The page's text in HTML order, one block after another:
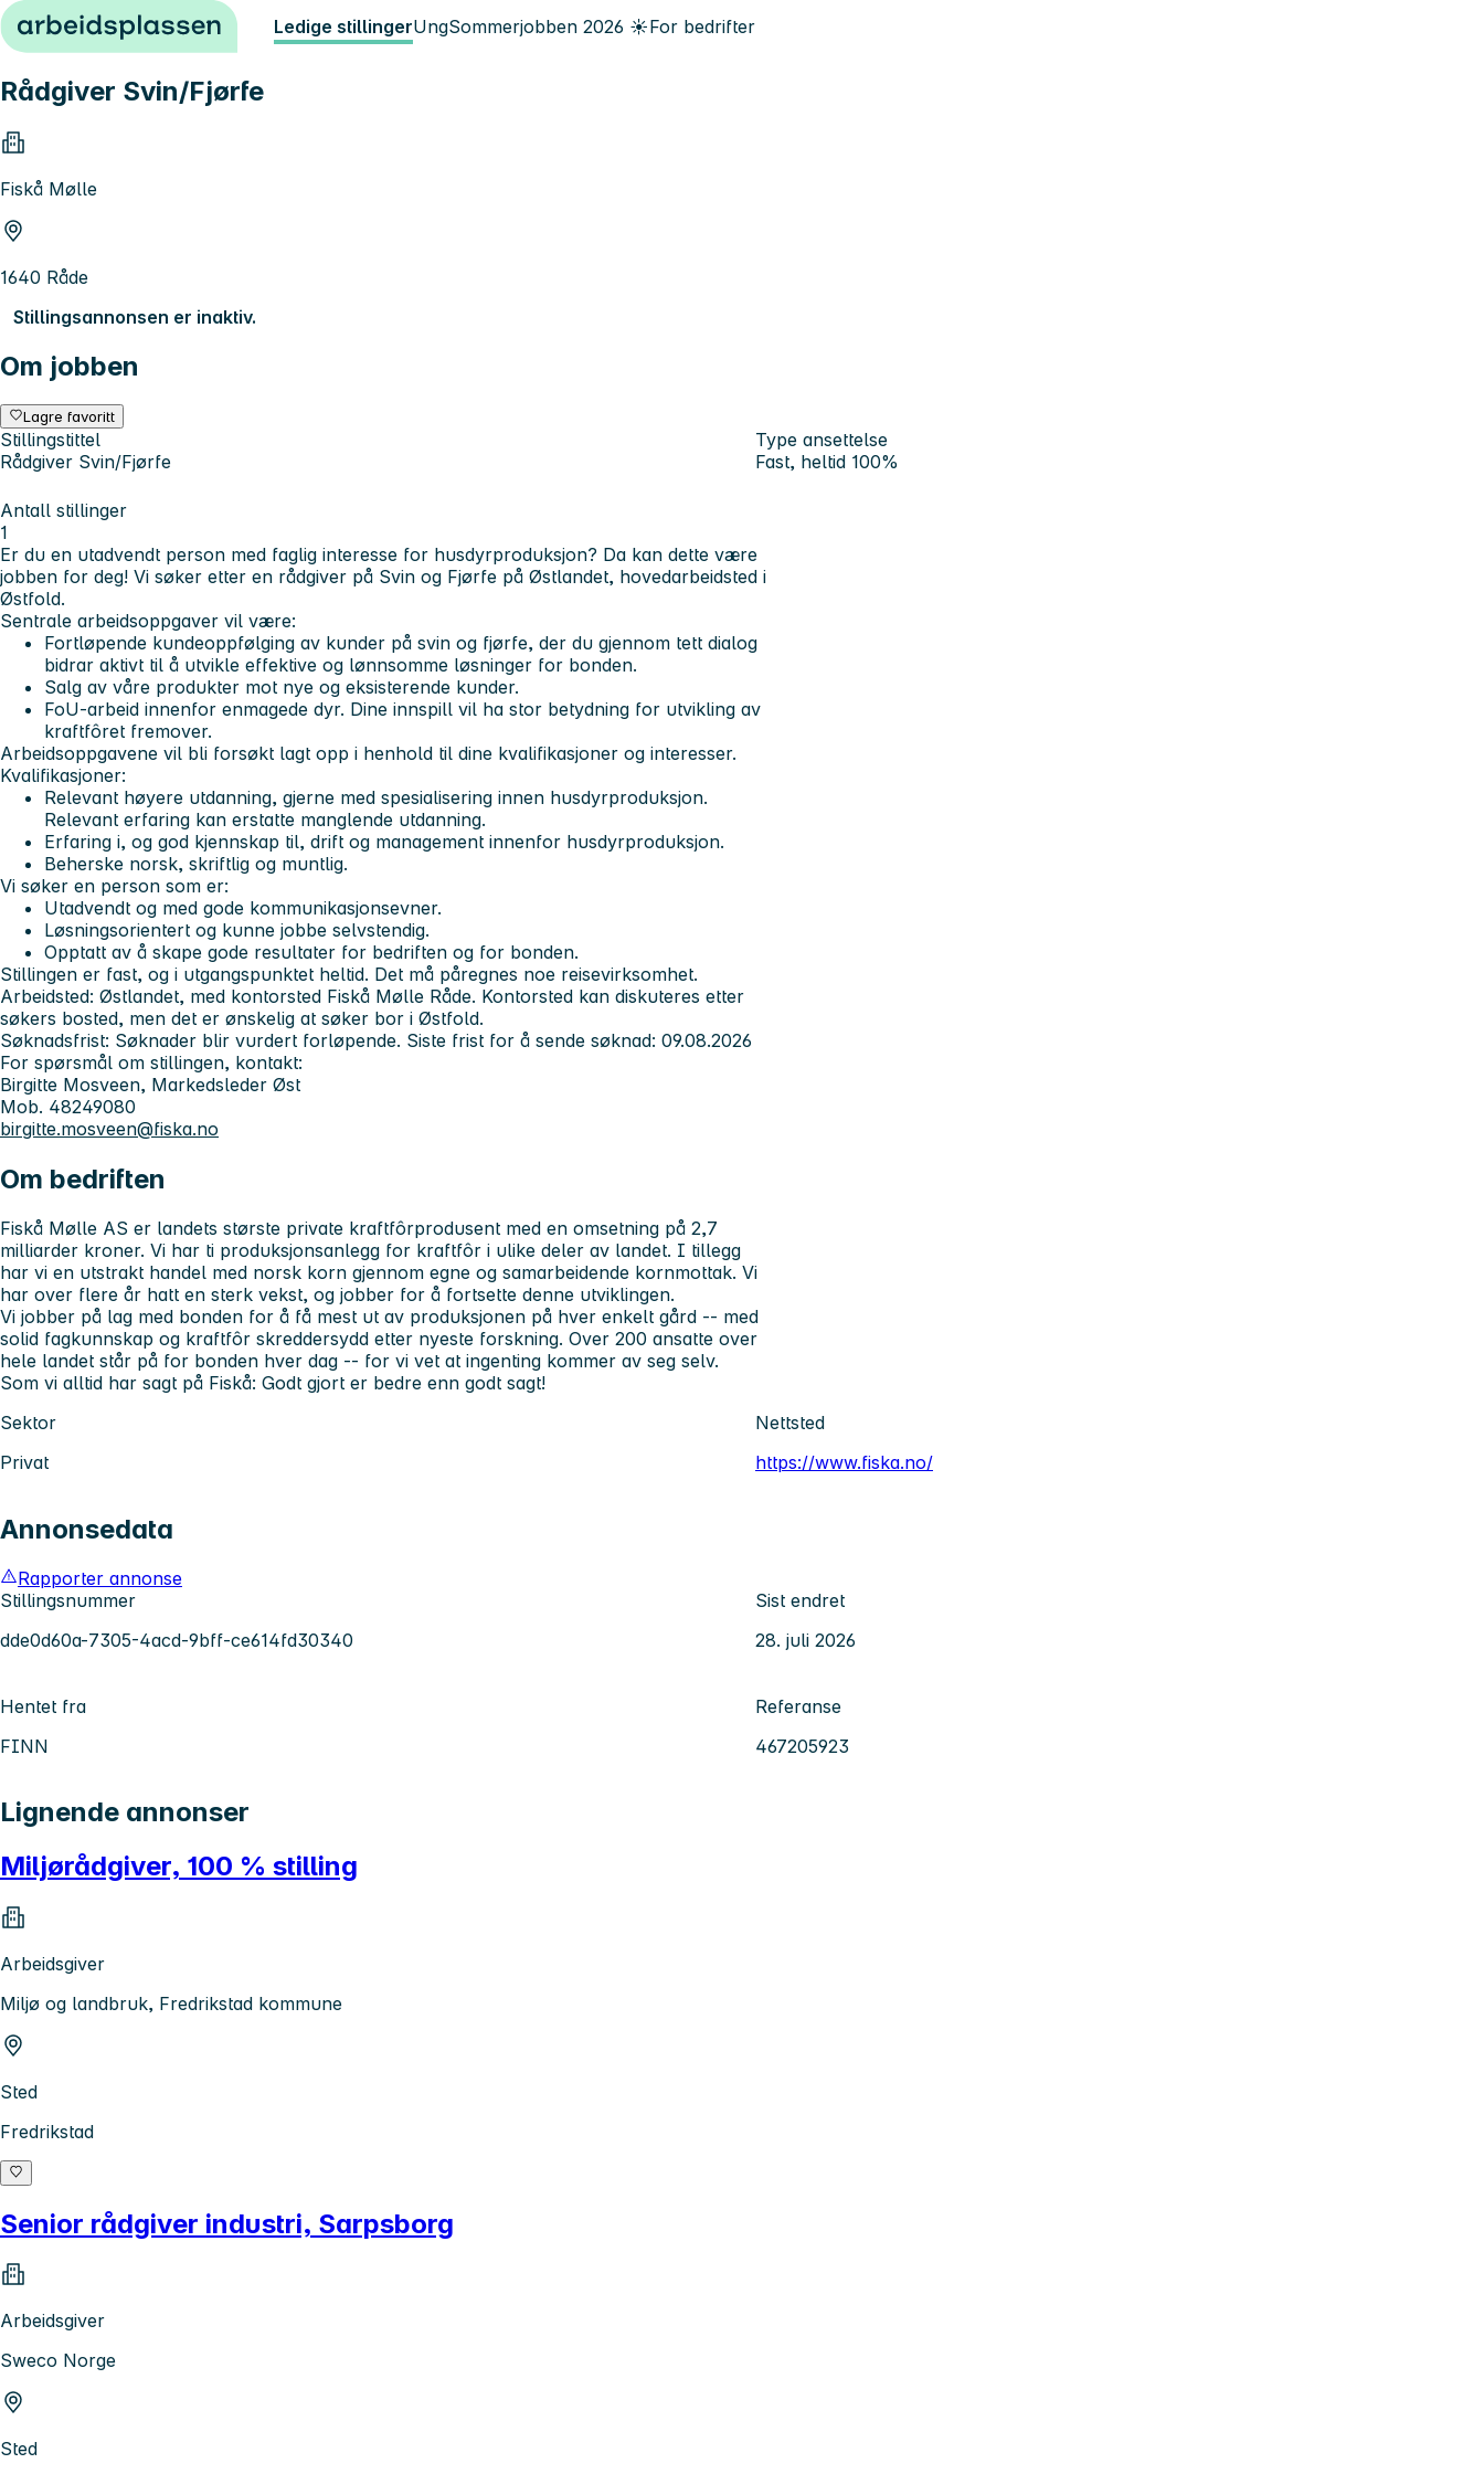
Hopp til innhold Ledige stillingerUngSommerjobben 2026 ☀️For bedrifter
Rådgiver Svin/Fjørfe
Fiskå Mølle
1640 Råde
Stillingsannonsen er inaktiv.
Om jobben
Lagre favoritt
Stillingstittel
Rådgiver Svin/Fjørfe
Type ansettelse
Fast, heltid 100%
Antall stillinger
1
Er du en utadvendt person med faglig interesse for husdyrproduksjon? Da kan dette være
jobben for deg! Vi søker etter en rådgiver på Svin og Fjørfe på Østlandet, hovedarbeidsted i
Østfold.
Sentrale arbeidsoppgaver vil være:
Fortløpende kundeoppfølging av kunder på svin og fjørfe, der du gjennom tett dialog
bidrar aktivt til å utvikle effektive og lønnsomme løsninger for bonden.
Salg av våre produkter mot nye og eksisterende kunder.
FoU-arbeid innenfor enmagede dyr. Dine innspill vil ha stor betydning for utvikling av
kraftfôret fremover.
Arbeidsoppgavene vil bli forsøkt lagt opp i henhold til dine kvalifikasjoner og interesser.
Kvalifikasjoner:
Relevant høyere utdanning, gjerne med spesialisering innen husdyrproduksjon.
Relevant erfaring kan erstatte manglende utdanning.
Erfaring i, og god kjennskap til, drift og management innenfor husdyrproduksjon.
Beherske norsk, skriftlig og muntlig.
Vi søker en person som er:
Utadvendt og med gode kommunikasjonsevner.
Løsningsorientert og kunne jobbe selvstendig.
Opptatt av å skape gode resultater for bedriften og for bonden.
Stillingen er fast, og i utgangspunktet heltid. Det må påregnes noe reisevirksomhet.
Arbeidsted: Østlandet, med kontorsted Fiskå Mølle Råde. Kontorsted kan diskuteres etter
søkers bosted, men det er ønskelig at søker bor i Østfold.
Søknadsfrist: Søknader blir vurdert forløpende. Siste frist for å sende søknad: 09.08.2026
For spørsmål om stillingen, kontakt:
Birgitte Mosveen, Markedsleder Øst
Mob. 48249080
birgitte.mosveen@fiska.no
Om bedriften
Fiskå Mølle AS er landets største private kraftfôrprodusent med en omsetning på 2,7
milliarder kroner. Vi har ti produksjonsanlegg for kraftfôr i ulike deler av landet. I tillegg
har vi en utstrakt handel med norsk korn gjennom egne og samarbeidende kornmottak. Vi
har over flere år hatt en sterk vekst, og jobber for å fortsette denne utviklingen.
Vi jobber på lag med bonden for å få mest ut av produksjonen på hver enkelt gård -- med
solid fagkunnskap og kraftfôr skreddersydd etter nyeste forskning. Over 200 ansatte over
hele landet står på for bonden hver dag -- for vi vet at ingenting kommer av seg selv.
Som vi alltid har sagt på Fiskå: Godt gjort er bedre enn godt sagt!
Sektor
Privat
Nettsted
https://www.fiska.no/
Annonsedata
Rapporter annonse
Stillingsnummer
dde0d60a-7305-4acd-9bff-ce614fd30340
Sist endret
28. juli 2026
Hentet fra
FINN
Referanse
467205923
Lignende annonser
Miljørådgiver, 100 % stilling
Arbeidsgiver
Miljø og landbruk, Fredrikstad kommune
Sted
Fredrikstad
Senior rådgiver industri, Sarpsborg
Arbeidsgiver
Sweco Norge
Sted